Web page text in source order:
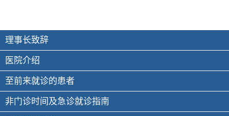
理事长致辞
医院介绍
至前来就诊的患者
非门诊时间及急诊就诊指南